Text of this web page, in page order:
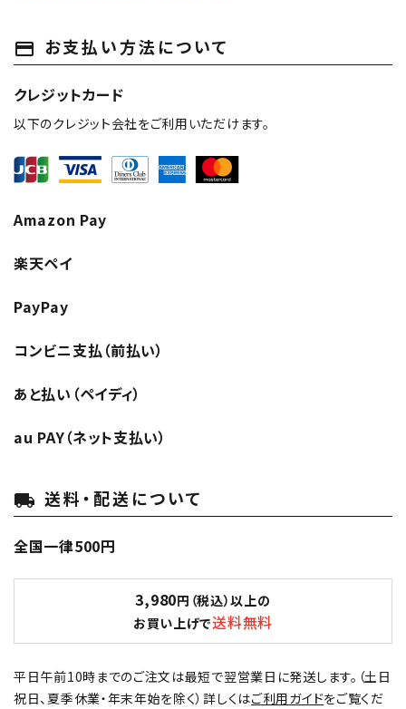
payment お支払い方法について
クレジットカード
以下のクレジット会社をご利用いただけます。
Amazon Pay
楽天ペイ
PayPay
コンビニ支払（前払い）
あと払い（ペイディ）
au PAY（ネット支払い）
local_shipping 送料・配送について
全国一律500円
3,980円（税込）以上の
お買い上げで送料無料
平日午前10時までのご注文は最短で翌営業日に発送します。（土日
祝日、夏季休業・年末年始を除く）詳しくはご利用ガイドをご覧くだ